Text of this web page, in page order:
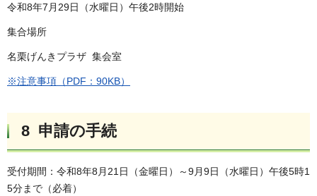
令和8年7月29日（水曜日）午後2時開始
集合場所
名栗げんきプラザ 集会室
※注意事項（PDF：90KB）
8 申請の手続
受付期間：令和8年8月21日（金曜日）～9月9日（水曜日）午後5時1
5分まで（必着）